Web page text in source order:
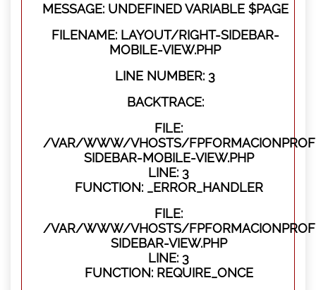
MESSAGE: UNDEFINED VARIABLE $PAGE
FILENAME: LAYOUT/RIGHT-SIDEBAR-
MOBILE-VIEW.PHP
LINE NUMBER: 3
BACKTRACE:
FILE:
/VAR/WWW/VHOSTS/
SIDEBAR-MOBILE-VIEW.PHP
LINE: 3
FUNCTION: _ERROR_HANDLER
FILE:
/VAR/WWW/VHOSTS/
SIDEBAR-VIEW.PHP
LINE: 3
FUNCTION: REQUIRE_ONCE